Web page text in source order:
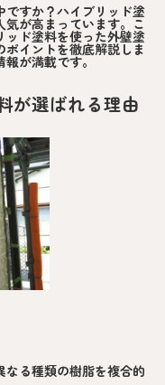
ですか？ハイブリッド塗
が高まっています。こ
ッド塗料を使った外壁塗
イントを徹底解説しま
報が満載です。
が選ばれる理由
る種類の樹脂を複合的